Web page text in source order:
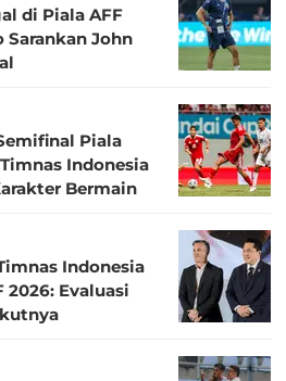
di Piala AFF
Sarankan John
Piala
Indonesia
Bermain
Indonesia
2026: Evaluasi